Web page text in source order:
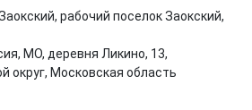
рабочий поселок Заокский,
МО, деревня Ликино, 13,
округ, Московская область